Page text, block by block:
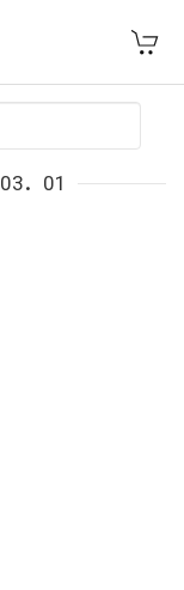
．01